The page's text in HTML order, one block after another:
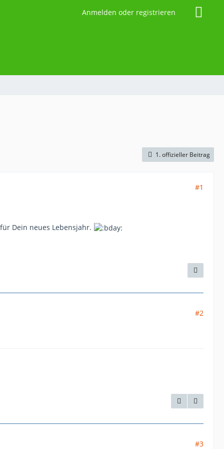
Anmelden oder registrieren
1. offizieller Beitrag
#1
Dein neues Lebensjahr.
#2
#3